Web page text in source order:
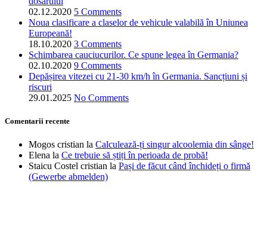
02.12.2020 5 Comments
Noua clasificare a claselor de vehicule valabilă în Uniunea
Europeană!
18.10.2020 3 Comments
Schimbarea cauciucurilor. Ce spune legea în Germania?
02.10.2020 9 Comments
Depășirea vitezei cu 21-30 km/h în Germania. Sancțiuni și
riscuri
29.01.2025 No Comments
Comentarii recente
Mogos cristian la Calculează-ți singur alcoolemia din sânge!
Elena la Ce trebuie să știți în perioada de probă!
Staicu Costel cristian la Pași de făcut când închideți o firmă
(Gewerbe abmelden)